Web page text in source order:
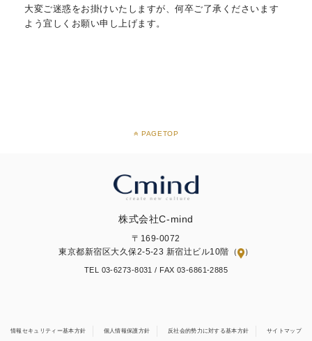
大変ご迷惑をお掛けいたしますが、何卒ご了承くださいます
よう宜しくお願い申し上げます。
PAGETOP
株式会社C-mind
〒169-0072
東京都新宿区大久保2-5-23 新宿辻ビル10階（
）
TEL 03-6273-8031 / FAX 03-6861-2885
情報セキュリティー基本方針 個人情報保護方針 反社会的勢力に対する基本方針 サイトマップ